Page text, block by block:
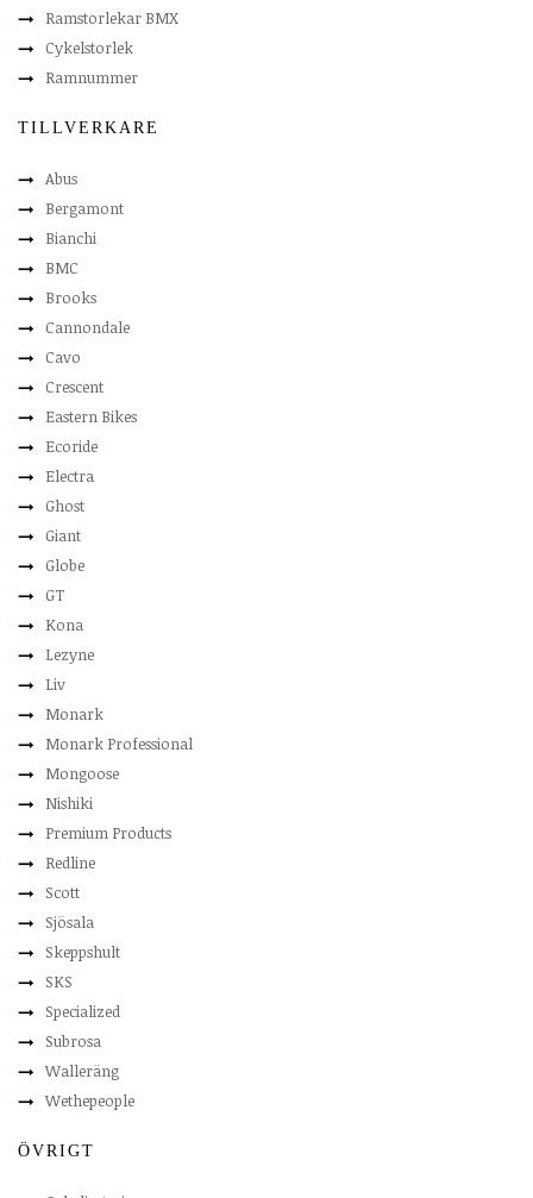
Ramstorlekar BMX
Cykelstorlek
Ramnummer
TILLVERKARE
Abus
Bergamont
Bianchi
BMC
Brooks
Cannondale
Cavo
Crescent
Eastern Bikes
Ecoride
Electra
Ghost
Giant
Globe
GT
Kona
Lezyne
Liv
Monark
Monark Professional
Mongoose
Nishiki
Premium Products
Redline
Scott
Sjösala
Skeppshult
SKS
Specialized
Subrosa
Walleräng
Wethepeople
ÖVRIGT